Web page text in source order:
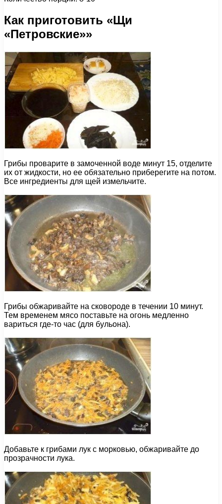
Как приготовить «Щи
«Петровские»»
Грибы проварите в замоченной воде минут 15, отделите
их от жидкости, но ее обязательно приберегите на потом.
Все ингредиенты для щей измельчите.
Грибы обжаривайте на сковороде в течении 10 минут.
Тем временем мясо поставьте на огонь медленно
вариться где-то час (для бульона).
Добавьте к грибами лук с морковью, обжаривайте до
прозрачности лука.